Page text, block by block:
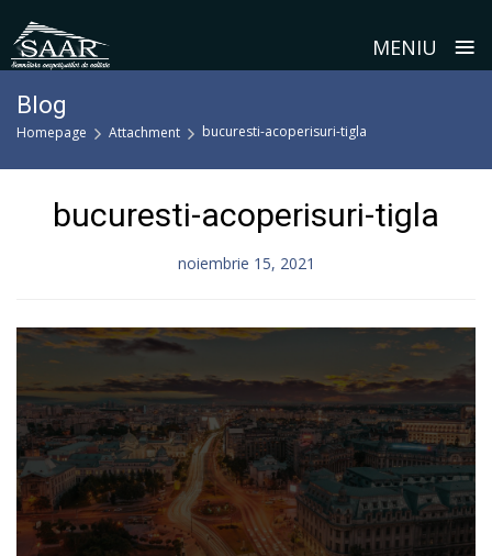
MENIU ≡
content
Blog
Homepage Attachment bucuresti-acoperisuri-tigla
bucuresti-acoperisuri-tigla
noiembrie 15, 2021